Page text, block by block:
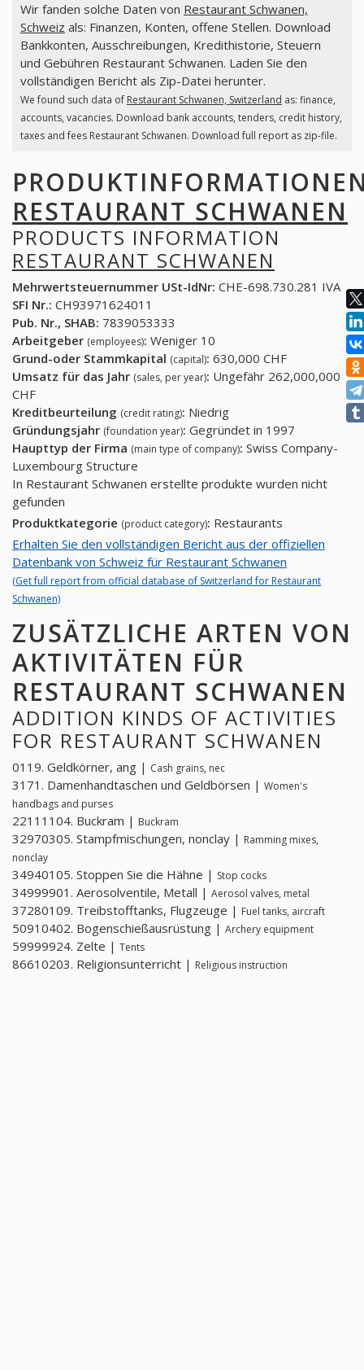
Wir fanden solche Daten von Restaurant Schwanen,
Schweiz als: Finanzen, Konten, offene Stellen. Download
Bankkonten, Ausschreibungen, Kredithistorie, Steuern
und Gebühren Restaurant Schwanen. Laden Sie den
vollständigen Bericht als Zip-Datei herunter.
We found such data of Restaurant Schwanen, Switzerland as: finance,
accounts, vacancies. Download bank accounts, tenders, credit history,
taxes and fees Restaurant Schwanen. Download full report as zip-file.
RESTAURANT SCHWANEN
PRODUCTS INFORMATION
RESTAURANT SCHWANEN
Mehrwertsteuernummer USt-IdNr: CHE-698.730.281 IVA
SFI Nr.: CH93971624011
Pub. Nr., SHAB: 7839053333
Arbeitgeber (employees): Weniger 10
Grund-oder Stammkapital (capital): 630,000 CHF
Umsatz für das Jahr (sales, per year): Ungefähr 262,000,000
CHF
Kreditbeurteilung (credit rating): Niedrig
Gründungsjahr (foundation year): Gegründet in 1997
Haupttyp der Firma (main type of company): Swiss Company-
Luxembourg Structure
In Restaurant Schwanen erstellte produkte wurden nicht
gefunden
Produktkategorie (product category): Restaurants
Erhalten Sie den vollständigen Bericht aus der offiziellen
Datenbank von Schweiz für Restaurant Schwanen
(Get full report from official database of Switzerland for Restaurant
Schwanen)
ZUSÄTZLICHE ARTEN VON
AKTIVITÄTEN FÜR
RESTAURANT SCHWANEN
ADDITION KINDS OF ACTIVITIES
FOR RESTAURANT SCHWANEN
0119. Geldkörner, ang | Cash grains, nec
3171. Damenhandtaschen und Geldbörsen | Women's
handbags and purses
22111104. Buckram | Buckram
32970305. Stampfmischungen, nonclay | Ramming mixes,
nonclay
34940105. Stoppen Sie die Hähne | Stop cocks
34999901. Aerosolventile, Metall | Aerosol valves, metal
37280109. Treibstofftanks, Flugzeuge | Fuel tanks, aircraft
50910402. Bogenschießausrüstung | Archery equipment
59999924. Zelte | Tents
86610203. Religionsunterricht | Religious instruction